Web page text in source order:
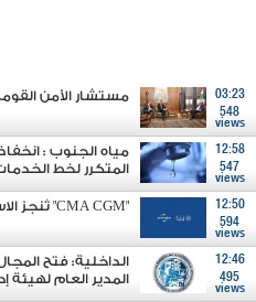
03:23
548
views
مستشار الأمن
12:58
547
views
مياه الجنوب :
المتكرر لخط
12:50
594
views
"CMA CGM" تُنجز الاستحواذ على مجموعة فتّال
12:46
495
views
الداخلية: فتح
المدير العام لهيئة